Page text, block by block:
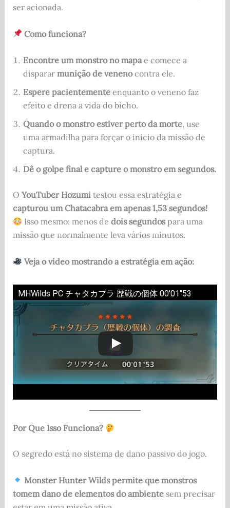
ser acionada.
Como funciona?
Encontre um monstro no mapae comece a
disparar munição de venenocontra ele.
Espere pacientementeenquanto o veneno faz
efeito e drena a vida do bicho.
Quando o monstro estiver perto da morte, use
uma armadilha para forçar o início da missão de
captura.
Dê o golpe final e capture o monstro em segundos.
O YouTuber Hozumitestou essa estratégia e
capturou um Chatacabra em apenas 1,53 segundos!
Isso mesmo: menos de dois segundospara uma
missão que normalmente leva vários minutos.
Veja o vídeo mostrando a estratégia em ação:
MHWilds PC チャタカブラ 歴戦の個体 00'01"53
Por Que Isso Funciona?
O segredo está no sistema de dano passivo do jogo.
Monster Hunter Wilds permite que monstros
tomem dano de elementos do ambientesem precisar